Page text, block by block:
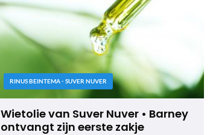
RINUS BEINTEMA - SUVER NUVER
Wietolie van Suver Nuver • Barney
ontvangt zijn eerste zakje